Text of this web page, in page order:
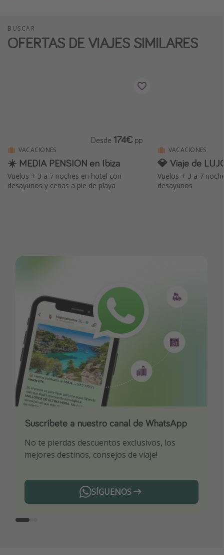
BUSCAR
OFERTAS DE VIAJES SIMILARES
VACACIONES
☀️ MEDIA PENSIÓN en Ibiza
Vuelos + 3 a 7 noches en hotel con
desayunos y cenas a pie de playa
Desde 174€ pp
VACACIONES
💎 Viaje de
Vuelos + 3 a 7
desayunos
Suscríbete a nuestro canal de WhatsApp
No te pierdas descuentos exclusivos, los
mejores destinos, consejos de viaje!
SÍGUENOS
Descarga nuestra app
Sé el primero en reservar nuestros chollazos
¡Suscríbete a nuestro canal de Telegram!
¡Recibe las mejores ofertas seleccionadas para
ti por nuestros expertos en viajes
Telegram